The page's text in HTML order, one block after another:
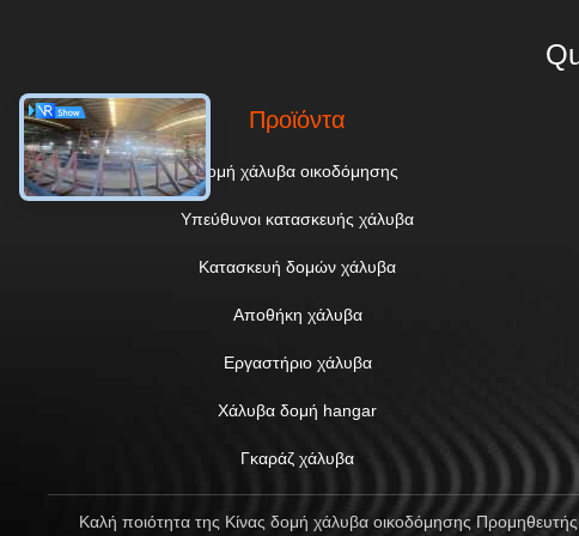
Προϊόντα
δομή χάλυβα οικοδόμησης
Υπεύθυνοι κατασκευής χάλυβα
Κατασκευή δομών χάλυβα
Αποθήκη χάλυβα
Εργαστήριο χάλυβα
Χάλυβα δομή hangar
Γκαράζ χάλυβα
Καλή ποιότητα της Κίνας δομή χάλυβα οικοδόμησης